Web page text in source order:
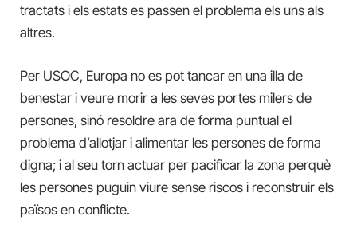
tractats i els estats es passen el problema els uns als
altres.
Per USOC, Europa no es pot tancar en una illa de
benestar i veure morir a les seves portes milers de
persones, sinó resoldre ara de forma puntual el
problema d’allotjar i alimentar les persones de forma
digna; i al seu torn actuar per pacificar la zona perquè
les persones puguin viure sense riscos i reconstruir els
països en conflicte.